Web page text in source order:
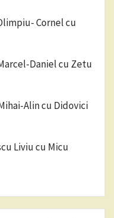
Cornel cu
Daniel cu Zetu
Alin cu Didovici
Liviu cu Micu